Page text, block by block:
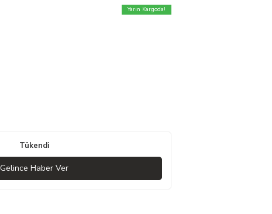
Yarın Kargoda!
Tükendi
Gelince Haber Ver